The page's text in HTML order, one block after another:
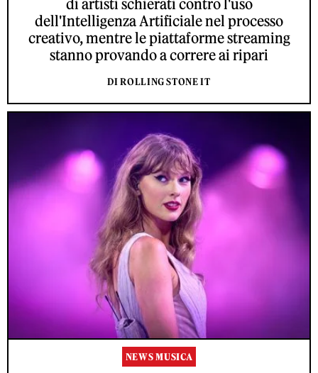
di artisti schierati contro l'uso
dell'Intelligenza Artificiale nel processo
creativo, mentre le piattaforme streaming
stanno provando a correre ai ripari
DI ROLLING STONE IT
NEWS MUSICA